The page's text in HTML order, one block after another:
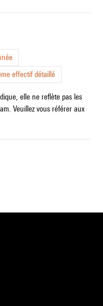
effectif détaillé
elle ne reflète pas les
Veuillez vous référer aux